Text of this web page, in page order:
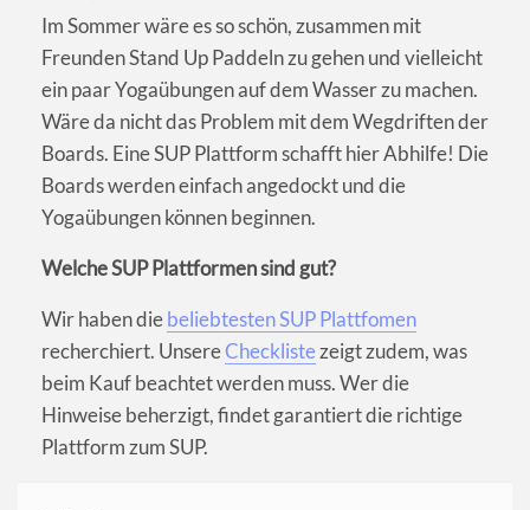
Im Sommer wäre es so schön, zusammen mit
Freunden Stand Up Paddeln zu gehen und vielleicht
ein paar Yogaübungen auf dem Wasser zu machen.
Wäre da nicht das Problem mit dem Wegdriften der
Boards. Eine SUP Plattform schafft hier Abhilfe! Die
Boards werden einfach angedockt und die
Yogaübungen können beginnen.
Welche SUP Plattformen sind gut?
Wir haben diebeliebtesten SUP Plattfomen
recherchiert. UnsereChecklistezeigt zudem, was
beim Kauf beachtet werden muss. Wer die
Hinweise beherzigt, findet garantiert die richtige
Plattform zum SUP.